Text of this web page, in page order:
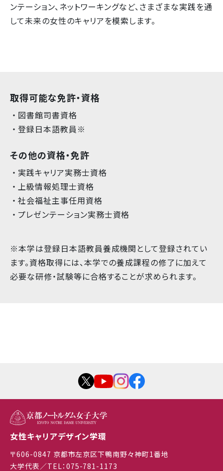
ンテーション、ネットワーキングなど、さまざまな実践を通
して未来の女性のキャリアを模索します。
取得可能な免許・資格
図書館司書資格
登録日本語教員※
その他の資格・免許
実践キャリア実務士資格
上級情報処理士資格
社会福祉主事任用資格
プレゼンテーション実務士資格
※本学は登録日本語教員養成機関として登録されてい
ます。資格取得には、本学での養成課程の修了に加えて
必要な研修・試験等に合格することが求められます。
女性キャリアデザイン学環
〒606-0847 京都市左京区下鴨南野々神町1番地
大学代表／TEL：075-781-1173